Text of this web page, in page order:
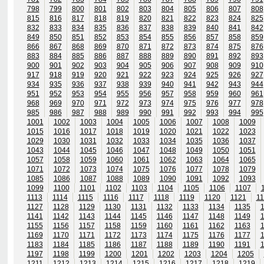
798
799 800 801 802 803 804 805 806 807
808
815
816 817 818 819 820 821 822 823 824
825
832
833 834 835 836 837 838 839 840 841
842
849
850 851 852 853 854 855 856 857 858
859
866
867 868 869 870 871 872 873 874 875
876
883
884 885 886 887 888 889 890 891 892
893
900
901 902 903 904 905 906 907 908 909
910
917
918 919 920 921 922 923 924 925 926
927
934
935 936 937 938 939 940 941 942 943
944
951
952 953 954 955 956 957 958 959 960
961
968
969 970 971 972 973 974 975 976 977
978
985
986 987 988 989 990 991 992 993 994
995
1001
1002 1003 1004 1005 1006 1007 1008
1009
1015
1016 1017 1018 1019 1020 1021 1022
1023
1029
1030 1031 1032 1033 1034 1035 1036
1037
1043
1044 1045 1046 1047 1048 1049 1050
1051
1057
1058 1059 1060 1061 1062 1063 1064
1065
1071
1072 1073 1074 1075 1076 1077 1078
1079
1085
1086 1087 1088 1089 1090 1091 1092
1093
1099
1100 1101 1102 1103 1104 1105 1106 1107
1113
1114 1115 1116 1117 1118 1119 1120 1121
1127
1128 1129 1130 1131 1132 1133 1134 1135
1141
1142 1143 1144 1145 1146 1147 1148 1149
1155
1156 1157 1158 1159 1160 1161 1162 1163
1169
1170 1171 1172 1173 1174 1175 1176 1177
1183
1184 1185 1186 1187 1188 1189 1190 1191
1197
1198 1199 1200 1201 1202 1203 1204 1205